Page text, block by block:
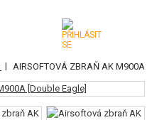
| AIRSOFTOVÁ ZBRAŇ AK M900A